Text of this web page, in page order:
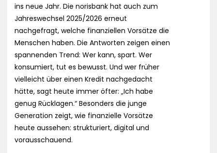
ins neue Jahr. Die norisbank hat auch zum
Jahreswechsel 2025/2026 erneut
nachgefragt, welche finanziellen Vorsätze die
Menschen haben. Die Antworten zeigen einen
spannenden Trend: Wer kann, spart. Wer
konsumiert, tut es bewusst. Und wer früher
vielleicht über einen Kredit nachgedacht
hätte, sagt heute immer öfter: „Ich habe
genug Rücklagen.“ Besonders die junge
Generation zeigt, wie finanzielle Vorsätze
heute aussehen: strukturiert, digital und
vorausschauend.